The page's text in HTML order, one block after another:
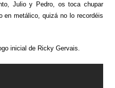
Julio y Pedro, os toca chupar
en metálico, quizá no lo recordéis
inicial de Ricky Gervais.